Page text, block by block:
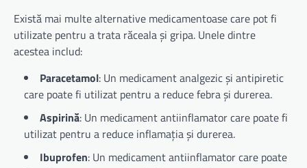
Există mai multe alternative medicamentoase care pot fi
utilizate pentru a trata răceala și gripa. Unele dintre
acestea includ:
Paracetamol: Un medicament analgezic și antipiretic
care poate fi utilizat pentru a reduce febra și durerea.
Aspirină: Un medicament antiinflamator care poate fi
utilizat pentru a reduce inflamația și durerea.
Ibuprofen: Un medicament antiinflamator care poate